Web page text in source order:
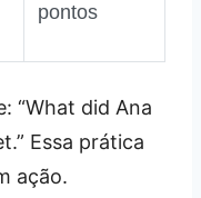
pontos
“What did Ana
Essa prática
ação.